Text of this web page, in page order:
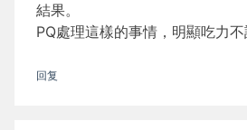
結果。
PQ處理這樣的事情，明顯吃力不
回复